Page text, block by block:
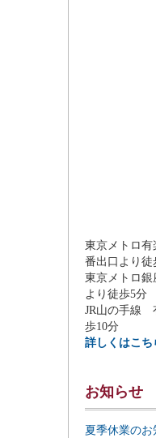
東京メトロ有
番出口より徒
東京メトロ
より徒歩5分
JR山の手線
歩10分
詳しくはこち
お知らせ
夏季休業のお